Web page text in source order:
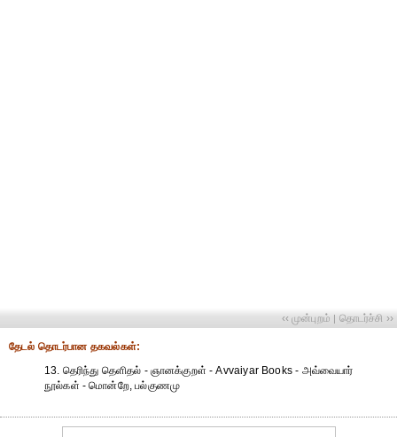
‹‹ முன்புறம் | தொடர்ச்சி ››
தேட‌ல் தொட‌ர்பான தகவ‌ல்க‌ள்:
13. தெரிந்து தெளிதல் - ஞானக்குறள் - Avvaiyar Books - அவ்வையார்
நூல்கள் - மொன்றே, பல்குணமு